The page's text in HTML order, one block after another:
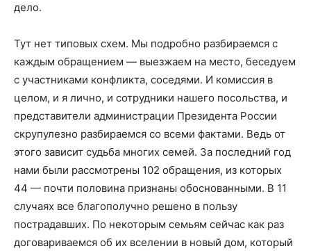
дело.
Тут нет типовых схем. Мы подробно разбираемся с
каждым обращением — выезжаем на место, беседуем
с участниками конфликта, соседями. И комиссия в
целом, и я лично, и сотрудники нашего посольства, и
представители администрации Президента России
скрупулезно разбираемся со всеми фактами. Ведь от
этого зависит судьба многих семей. За последний год
нами были рассмотрены 102 обращения, из которых
44 — почти половина признаны обоснованными. В 11
случаях все благополучно решено в пользу
пострадавших. По некоторым семьям сейчас как раз
договариваемся об их вселении в новый дом, который